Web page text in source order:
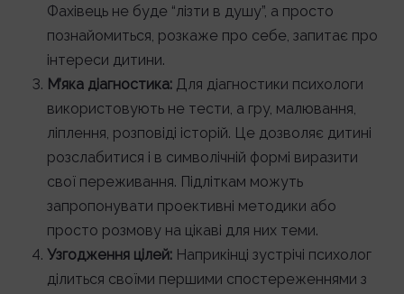
Фахівець не буде “лізти в душу”, а просто
познайомиться, розкаже про себе, запитає про
інтереси дитини.
М’яка діагностика: Для діагностики психологи
використовують не тести, а гру, малювання,
ліплення, розповіді історій. Це дозволяє дитині
розслабитися і в символічній формі виразити
свої переживання. Підліткам можуть
запропонувати проективні методики або
просто розмову на цікаві для них теми.
Узгодження цілей: Наприкінці зустрічі психолог
ділиться своїми першими спостереженнями з